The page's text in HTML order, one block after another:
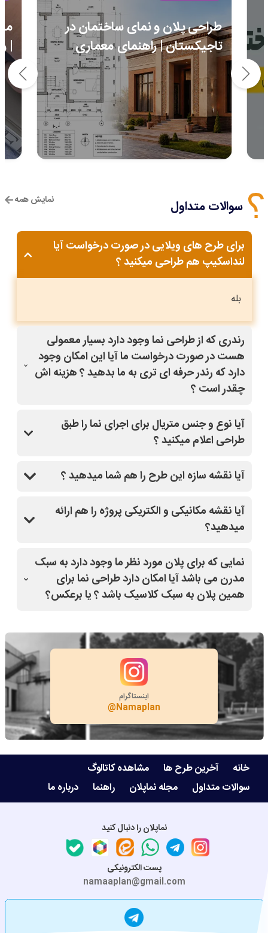
طراحی پلان و نمای ساختمان در
تاجیکستان | راهنمای معماری |
سوالات متداول نمایش همه
برای طرح های ویلایی در صورت درخواست آیا
لنداسکیپ هم طراحی میکنید ؟
بله
رندری که از طراحی نما وجود دارد بسیار معمولی
هست در صورت درخواست ما آیا این امکان وجود
دارد که رندر حرفه ای تری به ما بدهید ؟ هزینه اش
چقدر است ؟
تغییرات(مشاوره رایگان)،سفارش خودتون رو ثبت کنید،
سپس از دفتر فنی سایت نماپلان باهاتون تماس میگیرند
آیا نوع و جنس متریال برای اجرای نما را طبق
طراحی اعلام میکنید ؟
آیا نقشه سازه این طرح را هم شما میدهید ؟
آیا نقشه مکانیکی و الکتریکی پروژه را هم ارائه
میدهید؟
نمایی که برای پلان مورد نظر ما وجود دارد به سبک
مدرن می باشد آیا امکان دارد طراحی نما برای
همین پلان به سبک کلاسیک باشد ؟ یا برعکس؟
اینستاگرام
@Namaplan
خانه آخرین طرح ها
مشاهده کاتالوگ
سوالات متداول
مجله نماپلان راهنما درباره ما
نماپلان را دنبال کنید
پست الکترونیکی
namaaplan@gmail.com